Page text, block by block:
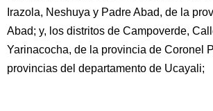
Irazola, Neshuya y Padre Abad, de la
Abad; y, los distritos de Campoverde,
Yarinacocha, de la provincia de Coronel
provincias del departamento de Ucayali;